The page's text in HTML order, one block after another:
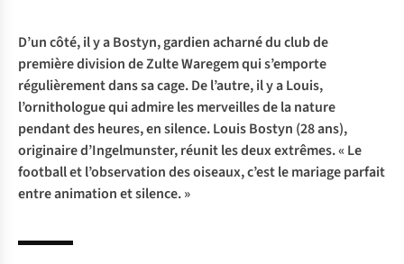
D’un côté, il y a Bostyn, gardien acharné du club de
première division de Zulte Waregem qui s’emporte
régulièrement dans sa cage. De l’autre, il y a Louis,
l’ornithologue qui admire les merveilles de la nature
pendant des heures, en silence. Louis Bostyn (28 ans),
originaire d’Ingelmunster, réunit les deux extrêmes. « Le
football et l’observation des oiseaux, c’est le mariage parfait
entre animation et silence. »